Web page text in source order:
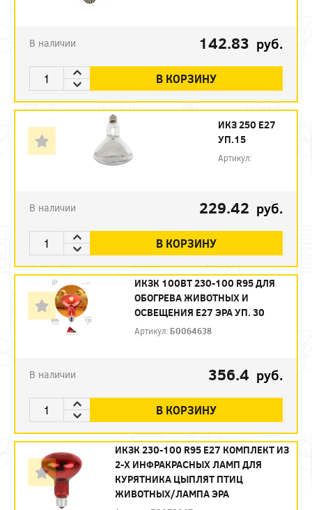
В наличии 142.83 руб.
В КОРЗИНУ
ИКЗ 250 Е27
УП.15
Артикул:
В наличии 229.42 руб.
В КОРЗИНУ
ИКЗК 100ВТ 230-100 R95 ДЛЯ
ОБОГРЕВА ЖИВОТНЫХ И
ОСВЕЩЕНИЯ Е27 ЭРА УП. 30
Артикул: Б0064638
В наличии 356.4 руб.
В КОРЗИНУ
ИКЗК 230-100 R95 E27 КОМПЛЕКТ ИЗ
2-Х ИНФРАКРАСНЫХ ЛАМП ДЛЯ
КУРЯТНИКА ЦЫПЛЯТ ПТИЦ
ЖИВОТНЫХ/ЛАМПА ЭРА